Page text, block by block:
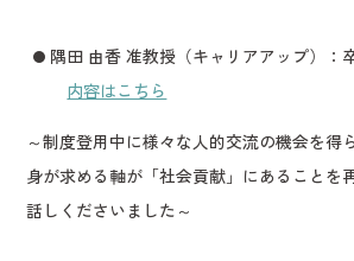
隅田 由香 准教授（キャリアアップ）
内容はこちら
～制度登用中に様々な人的交流の機会を得
身が求める軸が「社会貢献」にあることを
話しくださいました～